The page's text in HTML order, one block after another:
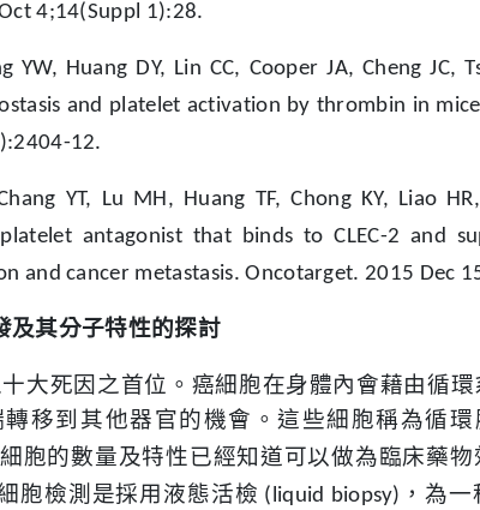
4;14(Suppl 1):28.
YW, Huang DY, Lin CC, Cooper JA, Cheng JC,
and platelet activation by thrombin in
12.
YT, Lu MH, Huang TF, Chong KY, Liao
antagonist that binds to CLEC-2 and
and cancer metastasis. Oncotarget. 2015 Dec
及其分子特性的探討
大死因之首位。 癌細胞在身體內會藉由循
移到其他器官的機會。這些細胞稱為循環
胞的數量及特性已經知道可以做為臨床藥
胞檢測是採用液態活檢 (liquid biopsy) ，為一